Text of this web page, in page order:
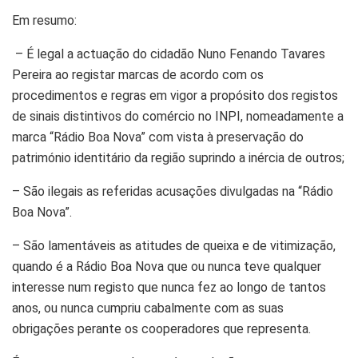
Em resumo:
– É legal a actuação do cidadão Nuno Fenando Tavares
Pereira ao registar marcas de acordo com os
procedimentos e regras em vigor a propósito dos registos
de sinais distintivos do comércio no INPI, nomeadamente a
marca “Rádio Boa Nova” com vista à preservação do
património identitário da região suprindo a inércia de outros;
– São ilegais as referidas acusações divulgadas na “Rádio
Boa Nova”.
– São lamentáveis as atitudes de queixa e de vitimização,
quando é a Rádio Boa Nova que ou nunca teve qualquer
interesse num registo que nunca fez ao longo de tantos
anos, ou nunca cumpriu cabalmente com as suas
obrigações perante os cooperadores que representa.